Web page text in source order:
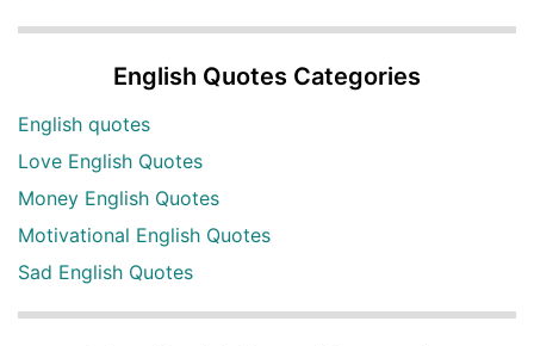
English Quotes Categories
English quotes
Love English Quotes
Money English Quotes
Motivational English Quotes
Sad English Quotes